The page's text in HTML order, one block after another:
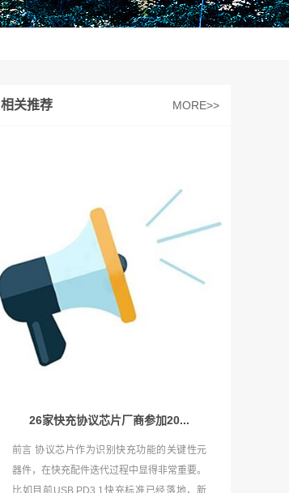
相关推荐 MORE>>
26家快充协议芯片厂商参加20...
前言 协议芯片作为识别快充功能的关键性元
器件，在快充配件迭代过程中显得非常重要。
比如目前USB PD3.1快充标准已经落地，新